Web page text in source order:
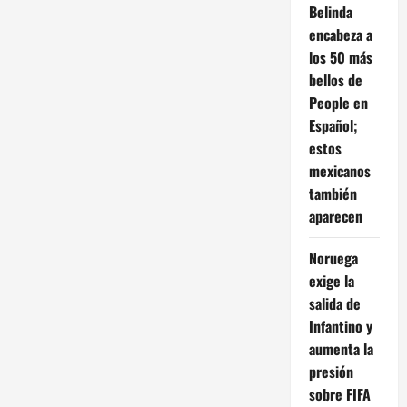
Belinda
encabeza a
los 50 más
bellos de
People en
Español;
estos
mexicanos
también
aparecen
Noruega
exige la
salida de
Infantino y
aumenta la
presión
sobre FIFA